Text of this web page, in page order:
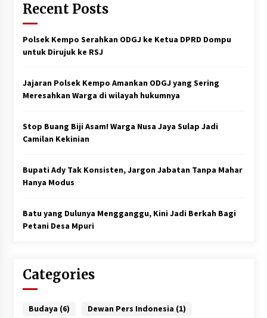
Recent Posts
Polsek Kempo Serahkan ODGJ ke Ketua DPRD Dompu
untuk Dirujuk ke RSJ
Jajaran Polsek Kempo Amankan ODGJ yang Sering
Meresahkan Warga di wilayah hukumnya
Stop Buang Biji Asam! Warga Nusa Jaya Sulap Jadi
Camilan Kekinian
Bupati Ady Tak Konsisten, Jargon Jabatan Tanpa Mahar
Hanya Modus
Batu yang Dulunya Mengganggu, Kini Jadi Berkah Bagi
Petani Desa Mpuri
Categories
Budaya (6) Dewan Pers Indonesia (1)